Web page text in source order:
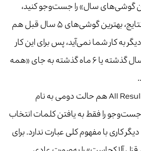
گوشی‌های سال» را جست‌وجو کنید،
ممکن است در میان نتایج، بهترین گوشی‌های ۵ سال قبل هم
به کار شما نمی‌آید، پس برای این کار
می‌توانید از گزینه یک سال گذشته یا ۶ ماه گذشته به جای «همه
گزینه دیگر یعنی All Results هم حالت دومی به نام
جست‌وجو را فقط به یافتن کلمات انتخاب
کاری با مفهوم کلی عبارت ندارد. برای